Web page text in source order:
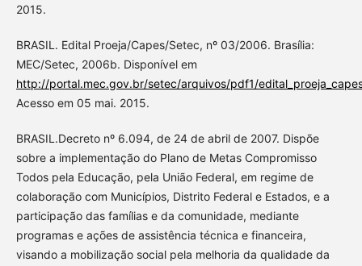
2015.
BRASIL. Edital Proeja/Capes/Setec, nº 03/2006. Brasília:
MEC/Setec, 2006b. Disponível em
http://portal.mec.gov.br/setec/arquivos/pdf1/
Acesso em 05 mai. 2015.
BRASIL.Decreto nº 6.094, de 24 de abril de 2007. Dispõe
sobre a implementação do Plano de Metas Compromisso
Todos pela Educação, pela União Federal, em regime de
colaboração com Municípios, Distrito Federal e Estados, e a
participação das famílias e da comunidade, mediante
programas e ações de assistência técnica e financeira,
visando a mobilização social pela melhoria da qualidade da